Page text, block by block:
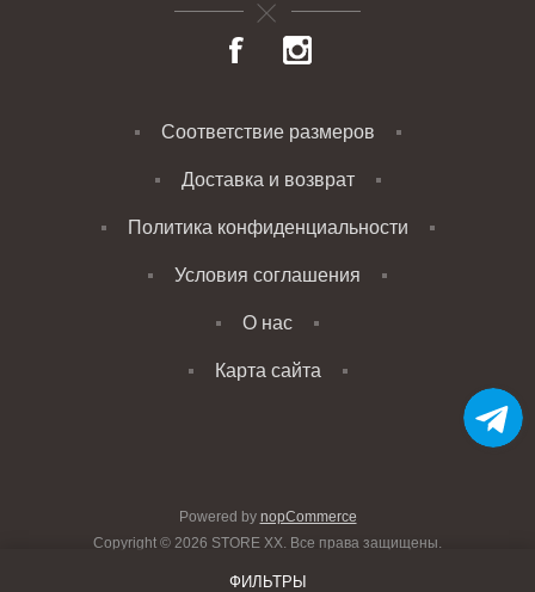
ФИЛЬТРЫ
Соответствие размеров
Доставка и возврат
Политика конфиденциальности
Условия соглашения
О нас
Карта сайта
Powered by nopCommerce
Copyright © 2026 STORE XX. Все права защищены.